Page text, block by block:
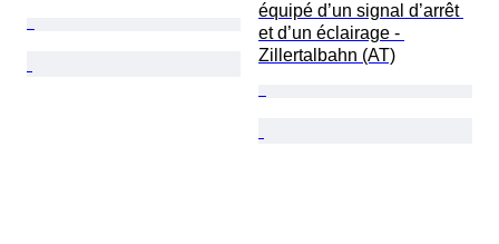
équipé d’un signal d’arrêt
et d’un éclairage -
Zillertalbahn (AT)